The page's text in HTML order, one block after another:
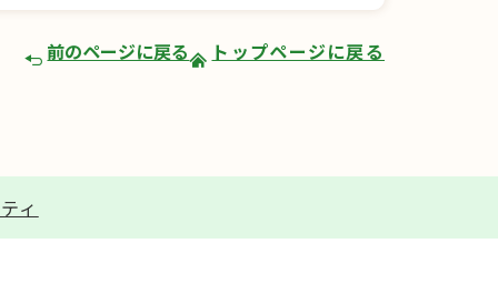
前のページに戻る トップページに戻る
ィ